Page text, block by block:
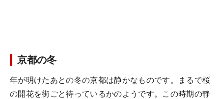
京都の冬
年が明けたあとの冬の京都は静かなものです。まるで桜
の開花を街ごと待っているかのようです。この時期の静